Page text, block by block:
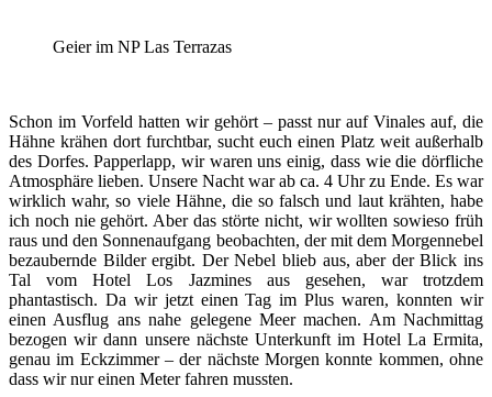
Geier im NP Las Terrazas
Schon im Vorfeld hatten wir gehört – passt nur auf Vinales auf, die
Hähne krähen dort furchtbar, sucht euch einen Platz weit außerhalb
des Dorfes. Papperlapp, wir waren uns einig, dass wie die dörfliche
Atmosphäre lieben. Unsere Nacht war ab ca. 4 Uhr zu Ende. Es war
wirklich wahr, so viele Hähne, die so falsch und laut krähten, habe
ich noch nie gehört. Aber das störte nicht, wir wollten sowieso früh
raus und den Sonnenaufgang beobachten, der mit dem Morgennebel
bezaubernde Bilder ergibt. Der Nebel blieb aus, aber der Blick ins
Tal vom Hotel Los Jazmines aus gesehen, war trotzdem
phantastisch. Da wir jetzt einen Tag im Plus waren, konnten wir
einen Ausflug ans nahe gelegene Meer machen. Am Nachmittag
bezogen wir dann unsere nächste Unterkunft im Hotel La Ermita,
genau im Eckzimmer – der nächste Morgen konnte kommen, ohne
dass wir nur einen Meter fahren mussten.